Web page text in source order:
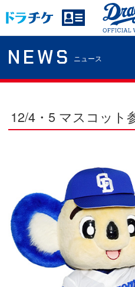
NEWS ニュース
12/4・5 マスコット